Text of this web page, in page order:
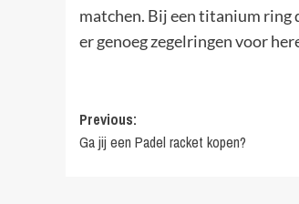
matchen. Bij een titanium ring
er genoeg zegelringen voor
Post
navigation
Previous:
Ga jij een Padel racket kopen?